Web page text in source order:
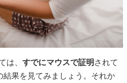
は、 すでにマウスで証明されて
果を見てみましょう。それか